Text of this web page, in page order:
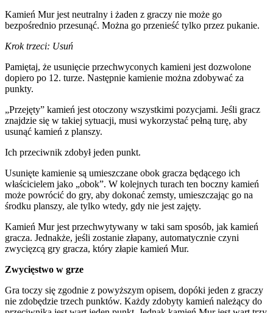
Kamień Mur jest neutralny i żaden z graczy nie może go
bezpośrednio przesunąć. Można go przenieść tylko przez pukanie.
Krok trzeci: Usuń
Pamiętaj, że usunięcie przechwyconych kamieni jest dozwolone
dopiero po 12. turze. Następnie kamienie można zdobywać za
punkty.
„Przejęty” kamień jest otoczony wszystkimi pozycjami. Jeśli gracz
znajdzie się w takiej sytuacji, musi wykorzystać pełną turę, aby
usunąć kamień z planszy.
Ich przeciwnik zdobył jeden punkt.
Usunięte kamienie są umieszczane obok gracza będącego ich
właścicielem jako „obok”. W kolejnych turach ten boczny kamień
może powrócić do gry, aby dokonać zemsty, umieszczając go na
środku planszy, ale tylko wtedy, gdy nie jest zajęty.
Kamień Mur jest przechwytywany w taki sam sposób, jak kamień
gracza. Jednakże, jeśli zostanie złapany, automatycznie czyni
zwycięzcą gry gracza, który złapie kamień Mur.
Zwycięstwo w grze
Gra toczy się zgodnie z powyższym opisem, dopóki jeden z graczy
nie zdobędzie trzech punktów. Każdy zdobyty kamień należący do